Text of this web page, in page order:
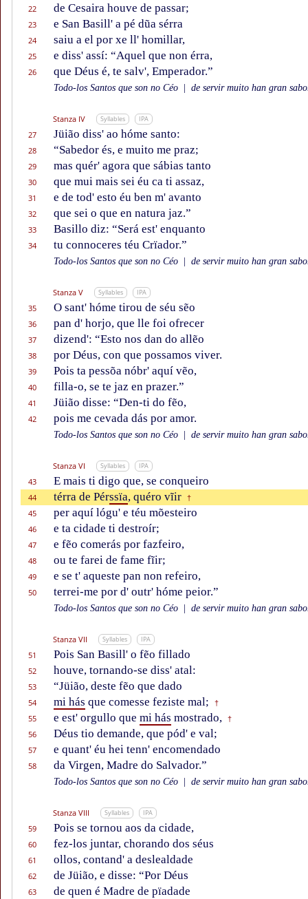
22 de Cesaira houve de passar;
23 e San Basill' a pé dũa sérra
24 saiu a el por xe ll' homillar,
25 e diss' assí: “Aquel que non érra,
26 que Déus é, te salv', Emperador.”
Todo-los Santos que son no Céo de servir muito han gran
Stanza IV Syllables IPA
27 Jüião diss' ao hóme santo:
28 “Sabedor és, e muito me praz;
29 mas quér' agora que sábias tanto
30 que mui mais sei éu ca ti assaz,
31 e de tod' esto éu ben m' avanto
32 que sei o que en natura jaz.”
33 Basillo diz: “Será est' enquanto
34 tu connoceres téu Crïador.”
Todo-los Santos que son no Céo de servir muito han gran
Stanza V Syllables IPA
35 O sant' hóme tirou de séu sẽo
36 pan d' horjo, que lle foi ofrecer
37 dizend': “Esto nos dan do allẽo
38 por Déus, con que possamos viver.
39 Pois ta pessõa nóbr' aquí vẽo,
40 filla-o, se te jaz en prazer.”
41 Jüião disse: “Den-ti do fẽo,
42 pois me cevada dás por amor.
Todo-los Santos que son no Céo de servir muito han gran
Stanza VI Syllables IPA
43 E mais ti digo que, se conqueiro
44 térra de Pérssïa, quéro vĩir †
45 per aquí lógu' e téu mõesteiro
46 e ta cidade ti destroír;
47 e fẽo comerás por fazfeiro,
48 ou te farei de fame fĩir;
49 e se t' aqueste pan non refeiro,
50 terrei-me por d' outr' hóme peior.”
Todo-los Santos que son no Céo de servir muito han gran
Stanza VII Syllables IPA
51 Pois San Basill' o fẽo fillado
52 houve, tornando-se diss' atal:
53 “Jüião, deste fẽo que dado
54 mi hás que comesse feziste mal; †
55 e est' orgullo que mi hás mostrado, †
56 Déus tio demande, que pód' e val;
57 e quant' éu hei tenn' encomendado
58 da Virgen, Madre do Salvador.”
Todo-los Santos que son no Céo de servir muito han gran
Stanza VIII Syllables IPA
59 Pois se tornou aos da cidade,
60 fez-los juntar, chorando dos séus
61 ollos, contand' a deslealdade
62 de Jüião, e disse: “Por Déus
63 de quen é Madre de pïadade